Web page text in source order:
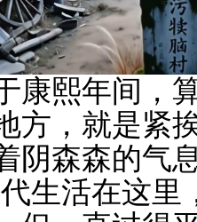
康熙年间，
方，就是紧
阴森森的气
生活在这